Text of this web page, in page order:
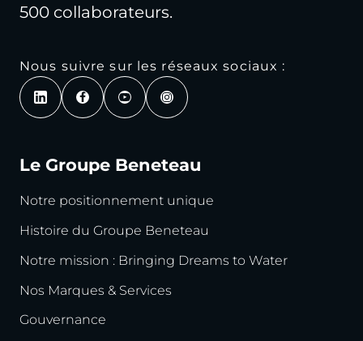
500 collaborateurs.
Nous suivre sur les réseaux sociaux :
Le Groupe Beneteau
Notre positionnement unique
Histoire du Groupe Beneteau
Notre mission : Bringing Dreams to Water
Nos Marques & Services
Gouvernance